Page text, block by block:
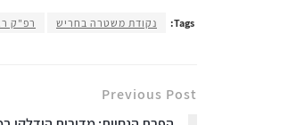
Tags: נקודת משטרה בחריש רפ"ק
Previous Post